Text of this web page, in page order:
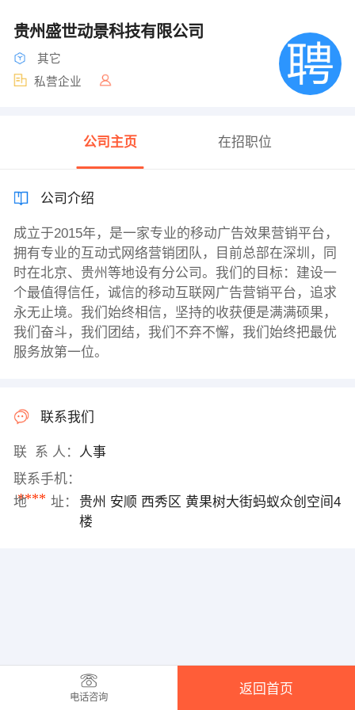
贵州盛世动景科技有限公司
其它
私营企业
公司主页 在招职位
公司介绍
成立于2015年，是一家专业的移动广告效果营销平台，
拥有专业的互动式网络营销团队，目前总部在深圳，同
时在北京、贵州等地设有分公司。我们的目标：建设一
个最值得信任，诚信的移动互联网广告营销平台，追求
永无止境。我们始终相信，坚持的收获便是满满硕果，
我们奋斗，我们团结，我们不弃不懈，我们始终把最优
服务放第一位。
联系我们
联 系 人： 人事
联系手机：
****
地 址：
贵州 安顺 西秀区 黄果树大街蚂蚁众创空间4
楼
电话咨询
返回首页